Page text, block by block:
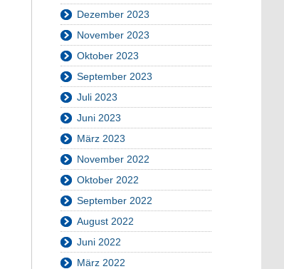
Dezember 2023
November 2023
Oktober 2023
September 2023
Juli 2023
Juni 2023
März 2023
November 2022
Oktober 2022
September 2022
August 2022
Juni 2022
März 2022